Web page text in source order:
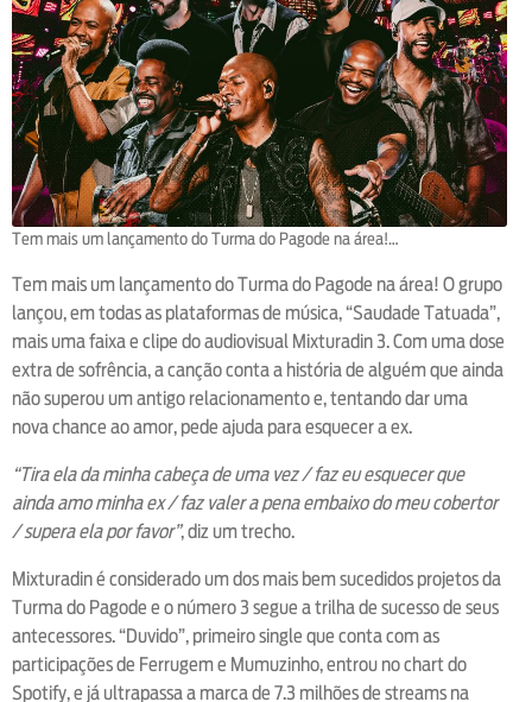
Tem mais um lançamento do Turma do Pagode na área!…
Tem mais um lançamento do Turma do Pagode na área! O grupo
lançou, em todas as plataformas de música, “Saudade Tatuada”,
mais uma faixa e clipe do audiovisual Mixturadin 3. Com uma dose
extra de sofrência, a canção conta a história de alguém que ainda
não superou um antigo relacionamento e, tentando dar uma
nova chance ao amor, pede ajuda para esquecer a ex.
“Tira ela da minha cabeça de uma vez / faz eu esquecer que
ainda amo minha ex / faz valer a pena embaixo do meu cobertor
/ supera ela por favor”, diz um trecho.
Mixturadin é considerado um dos mais bem sucedidos projetos da
Turma do Pagode e o número 3 segue a trilha de sucesso de seus
antecessores. “Duvido”, primeiro single que conta com as
participações de Ferrugem e Mumuzinho, entrou no chart do
Spotify, e já ultrapassa a marca de 7.3 milhões de streams na